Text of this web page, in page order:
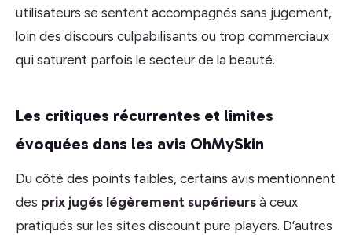
utilisateurs se sentent accompagnés sans jugement,
loin des discours culpabilisants ou trop commerciaux
qui saturent parfois le secteur de la beauté.
Les critiques récurrentes et limites
évoquées dans les avis OhMySkin
Du côté des points faibles, certains avis mentionnent
des prix jugés légèrement supérieurs à ceux
pratiqués sur les sites discount pure players. D’autres